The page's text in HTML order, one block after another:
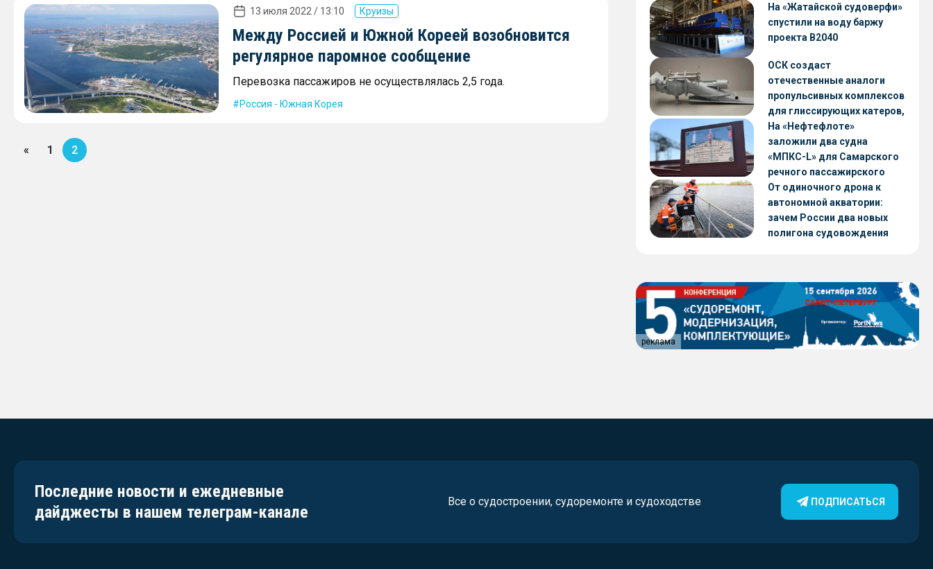
13 июля 2022 / 13:10 Круизы
Между Россией и Южной Кореей возобновится
регулярное паромное сообщение
Перевозка пассажиров не осуществлялась 2,5 года.
Россия - Южная Корея
« 1 2
«Петропавловск» проекта
CNF22
На «Жатайской судоверфи»
спустили на воду баржу
проекта В2040
ОСК создаст
отечественные аналоги
пропульсивных комплексов
для глиссирующих катеров,
скоростных судов и судов с
малой осадкой
На «Нефтефлоте»
заложили два судна
«МПКС-L» для Самарского
речного пассажирского
предприятия
От одиночного дрона к
автономной акватории:
зачем России два новых
полигона судовождения
реклама
Последние новости и ежедневные
дайджесты в нашем телеграм-канале
Все о судостроении, судоремонте и судоходстве ПОДПИСАТЬСЯ